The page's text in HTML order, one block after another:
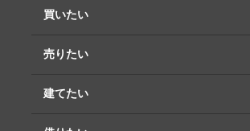
買いたい
売りたい
建てたい